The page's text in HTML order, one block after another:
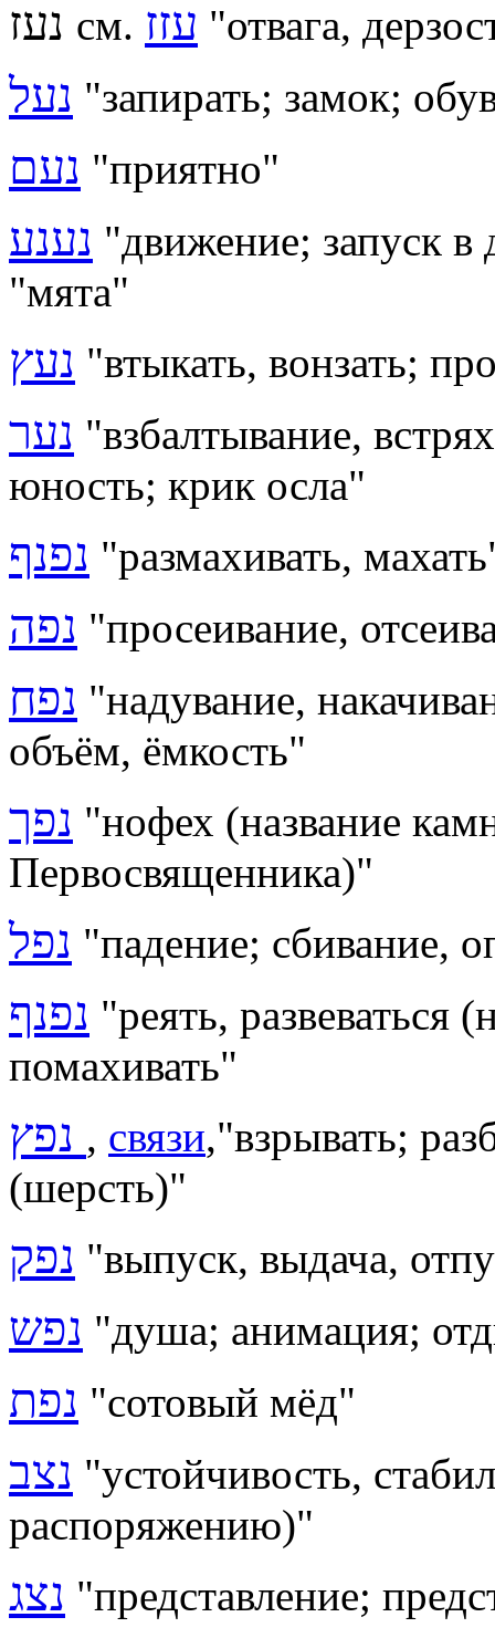
см. עזז "отвага,
נעל "запирать; замок;
נעם "приятно"
נענע "движение; запуск в
"мята"
נעץ "втыкать, вонзать;
נער "взбалтывание,
юность; крик осла"
נפנף "размахивать,
נפה "просеивание,
נפח "надувание,
объём, ёмкость"
נפך "нофех (название
Первосвященника)"
נפל "падение; сбивание,
נפנף "реять, развеваться
помахивать"
, связи,"взрывать;
(шерсть)"
נפק "выпуск, выдача,
נפש "душа; анимация;
נפת "сотовый мёд"
נצב "устойчивость,
распоряжению)"
נצג "представление;